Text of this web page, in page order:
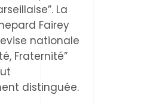
La
Fairey
nationale
Fraternité”
distinguée.